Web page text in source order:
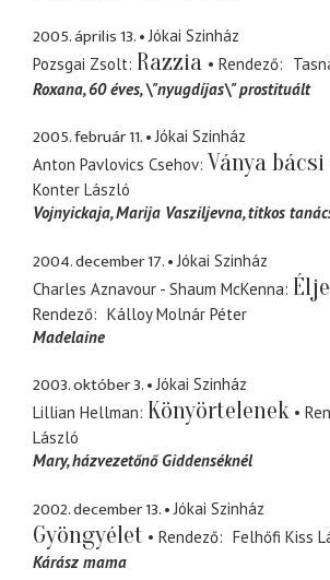
2005. április 13.
Jókai Szinház
Pozsgai Zsolt Razzia Rendező
Roxana 60 éves, \"nyugdíjas\" prostituált
2005. február 11.
Jókai Szinház
Anton Pavlovics Csehov Ványa bácsi
Konter László
Vojnyickaja, Marija Vasziljevna titkos
2004. december 17.
Jókai Szinház
Charles Aznavour - Shaum McKenna
Rendező
Kálloy Molnár Péter
Madelaine
2003. október 3.
Jókai Szinház
Lillian Hellman Könyörtelenek
László
Mary házvezetőnő Giddenséknél
2002. december 13. Jókai Szinház
Gyöngyélet Rendező
Felhőfi Kiss
Kárász mama